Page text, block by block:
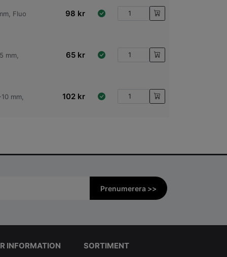
Fluo
98 kr
mm,
65 kr
mm,
102 kr
Prenumerera >>
INFORMATION SORTIMENT